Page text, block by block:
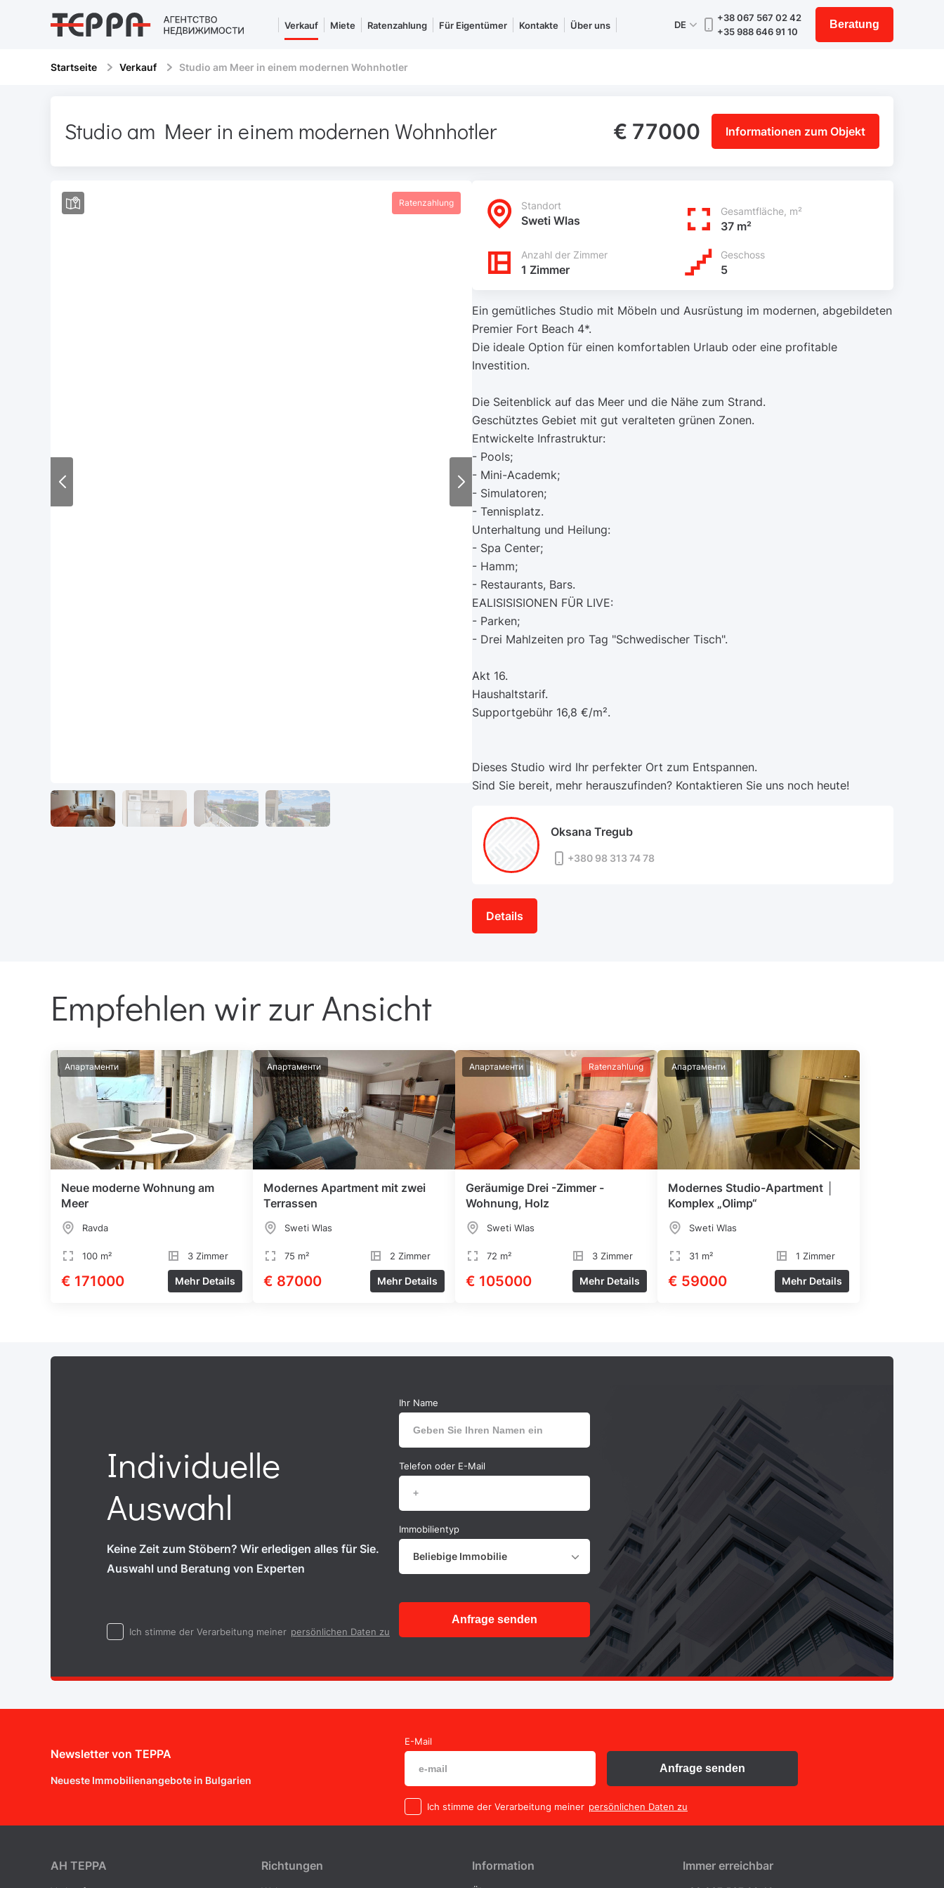
Verkauf Miete Ratenzahlung Für Eigentümer Kontakte Über uns DE
+38 067 567 02 42
+35 988 646 91 10
Beratung
Startseite Verkauf Studio am Meer in einem modernen Wohnhotler
Studio am Meer in einem modernen Wohnhotler € 77000 Informationen zum Objekt
Ratenzahlung Standort
Sweti Wlas
Gesamtfläche, m²
37 m²
Anzahl der Zimmer
1 Zimmer
Geschoss
5
Ein gemütliches Studio mit Möbeln und Ausrüstung im modernen, abgebildeten
Premier Fort Beach 4*.
Die ideale Option für einen komfortablen Urlaub oder eine profitable
Investition.
Die Seitenblick auf das Meer und die Nähe zum Strand.
Geschütztes Gebiet mit gut veralteten grünen Zonen.
Entwickelte Infrastruktur:
- Pools;
- Mini-Academk;
- Simulatoren;
- Tennisplatz.
Unterhaltung und Heilung:
- Spa Center;
- Hamm;
- Restaurants, Bars.
EALISISISIONEN FÜR LIVE:
- Parken;
- Drei Mahlzeiten pro Tag "Schwedischer Tisch".
Akt 16.
Haushaltstarif.
Supportgebühr 16,8 €/m².
Dieses Studio wird Ihr perfekter Ort zum Entspannen.
Sind Sie bereit, mehr herauszufinden? Kontaktieren Sie uns noch heute!
Oksana Tregub
+380 98 313 74 78
Details
Empfehlen wir zur Ansicht
Апартаменти
Neue moderne Wohnung am
Meer
Ravda
100 m² 3 Zimmer
€ 171000 Mehr Details
Апартаменти
Modernes Apartment mit zwei
Terrassen
Sweti Wlas
75 m² 2 Zimmer
€ 87000 Mehr Details
Апартаменти Ratenzahlung
Geräumige Drei -Zimmer -
Wohnung, Holz
Sweti Wlas
72 m² 3 Zimmer
€ 105000 Mehr Details
Апартаменти
Modernes Studio-Apartment │
Komplex „Olimp“
Sweti Wlas
31 m² 1 Zimmer
€ 59000 Mehr Details
Individuelle
Auswahl
Keine Zeit zum Stöbern? Wir erledigen alles für Sie.
Auswahl und Beratung von Experten
Ihr Name
Telefon oder E-Mail
Immobilientyp
Beliebige Immobilie
Anfrage senden
Ich stimme der Verarbeitung meiner persönlichen Daten zu
Newsletter von TEPPA
Neueste Immobilienangebote in Bulgarien
E-Mail
Ich stimme der Verarbeitung meiner persönlichen Daten zu
Anfrage senden
AH ТEPPA Richtungen Information Immer erreichbar